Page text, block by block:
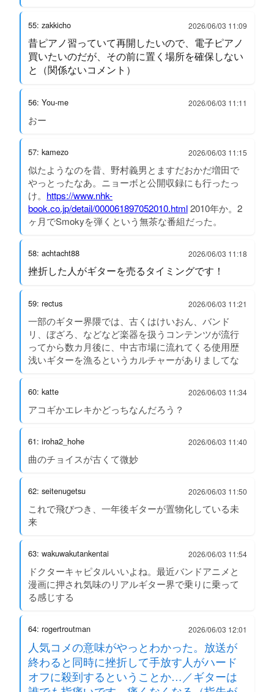
55: zakkicho 2026/06/03 11:09
昔ピアノ習っていて再開したいので、電子ピアノ
買いたいのだが、その前に置く場所を確保しない
と（関係ないコメント）
56: You-me 2026/06/03 11:11
おー
57: kamezo 2026/06/03 11:15
似たようなのを昔、野村義男とますだおかだ増田で
やっとったなあ。ニョーボと公開収録にも行ったっ
け。 https://www.nhk-
book.co.jp/detail/000061897052010.html2010年か。2
ヶ月でSmokyを弾くという無茶な番組だった。
58: achtacht88 2026/06/03 11:18
挫折した人がギターを売るタイミングです！
59: rectus 2026/06/03 11:21
一部のギター界隈では、古くはけいおん、バンド
リ、ぼざろ、などなど楽器を扱うコンテンツが流行
ってから数カ月後に、中古市場に流れてくる使用歴
浅いギターを漁るというカルチャーがありましてな
60: katte 2026/06/03 11:34
アコギかエレキかどっちなんだろう？
61: iroha2_hohe 2026/06/03 11:40
曲のチョイスが古くて微妙
62: seitenugetsu 2026/06/03 11:50
これで飛びつき、一年後ギターが置物化している未
来
63: wakuwakutankentai 2026/06/03 11:54
ドクターキャピタルいいよね。最近バンドアニメと
漫画に押され気味のリアルギター界で乗りに乗って
る感じする
64: rogertroutman 2026/06/03 12:01
人気コメの意味がやっとわかった。放送が
終わると同時に挫折して手放す人がハード
オフに殺到するということか…／ギターは